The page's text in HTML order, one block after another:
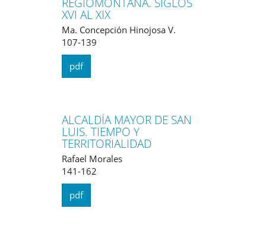
XVI AL XIX
Ma. Concepción Hinojosa V.
107-139
pdf
ALCALDÍA MAYOR DE SAN
LUIS. TIEMPO Y
TERRITORIALIDAD
Rafael Morales
141-162
pdf